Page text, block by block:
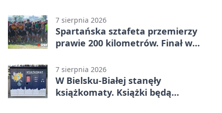
7 sierpnia 2026
Spartańska sztafeta przemierzy
prawie 200 kilometrów. Finał w
7 sierpnia 2026
W Bielsku-Białej stanęły
książkomaty. Książki będą